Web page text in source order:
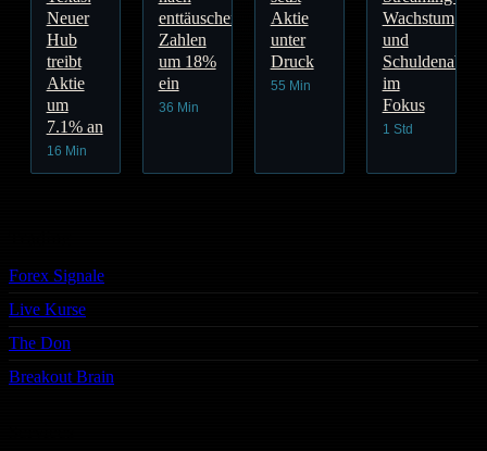
Neuer
Hub
treibt
Aktie
um
7.1% an
16 Min
enttäuschenden
Zahlen
um 18%
ein
36 Min
Aktie
unter
Druck
55 Min
Wachstum
und
Schuldenabbau
im
Fokus
1 Std
Forex Signale
Live Kurse
The Don
Breakout Brain